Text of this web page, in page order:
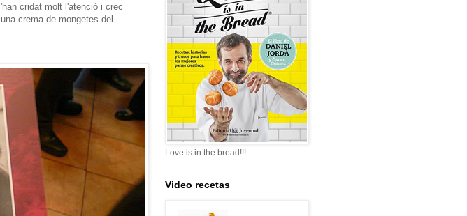
cridat molt l'atenció i crec
crema de mongetes del
Love is in the bread!!!
Video recetas